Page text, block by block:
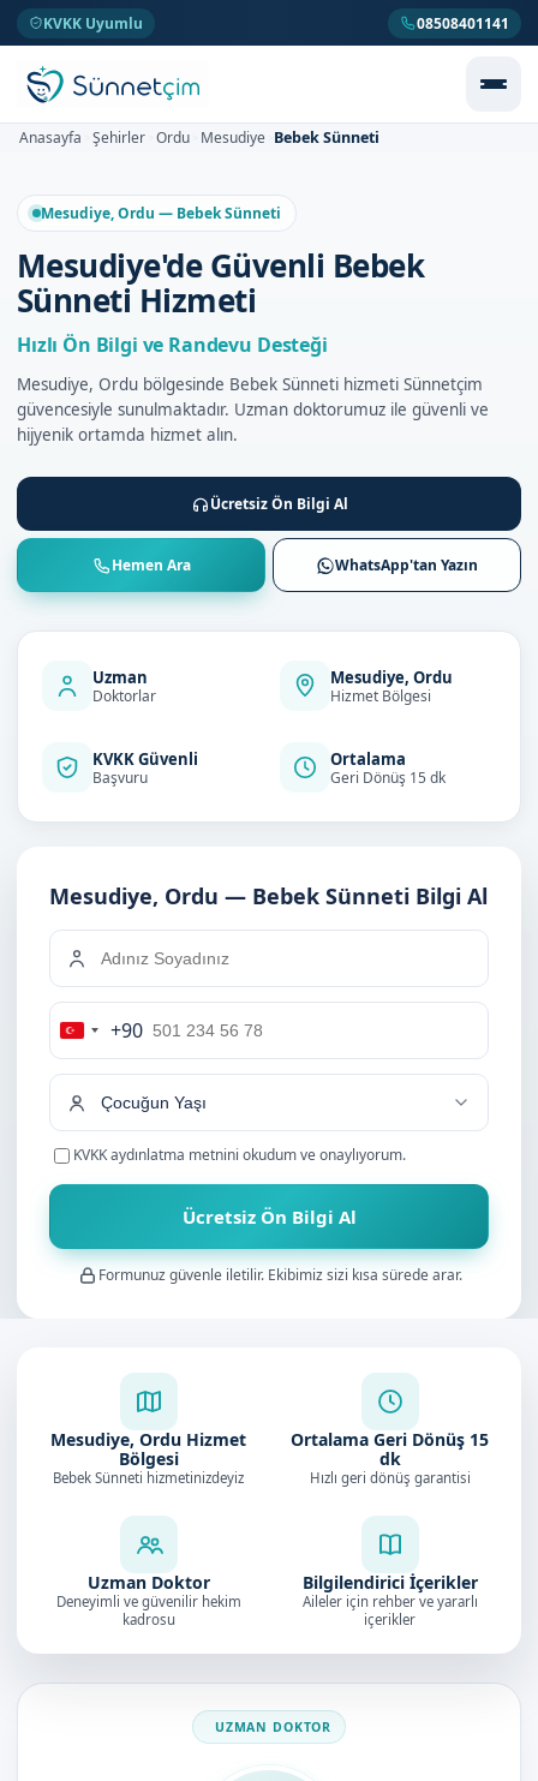
KVKK Uyumlu 08508401141
Anasayfa Şehirler Ordu Mesudiye Bebek Sünneti
Mesudiye, Ordu — Bebek Sünneti
Mesudiye'de Güvenli Bebek
Sünneti Hizmeti
Hızlı Ön Bilgi ve Randevu Desteği
Mesudiye, Ordu bölgesinde Bebek Sünneti hizmeti Sünnetçim
güvencesiyle sunulmaktadır. Uzman doktorumuz ile güvenli ve
hijyenik ortamda hizmet alın.
Ücretsiz Ön Bilgi Al
Hemen Ara WhatsApp'tan Yazın
Uzman
Doktorlar
Mesudiye, Ordu
Hizmet Bölgesi
KVKK Güvenli
Başvuru
Ortalama
Geri Dönüş 15 dk
Mesudiye, Ordu — Bebek Sünneti Bilgi Al
Turkey
+90
+90
KVKK aydınlatma metnini okudum ve onaylıyorum.
Ücretsiz Ön Bilgi Al
Formunuz güvenle iletilir. Ekibimiz sizi kısa sürede arar.
Mesudiye, Ordu Hizmet
Bölgesi
Bebek Sünneti hizmetinizdeyiz
Ortalama Geri Dönüş 15
dk
Hızlı geri dönüş garantisi
Uzman Doktor
Deneyimli ve güvenilir hekim
kadrosu
Bilgilendirici İçerikler
Aileler için rehber ve yararlı
içerikler
Doktorumuz